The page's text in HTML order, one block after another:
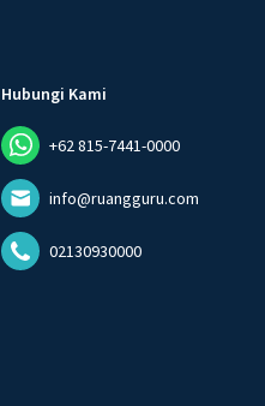
Hubungi Kami
+62 815-7441-0000
info@ruangguru.com
02130930000